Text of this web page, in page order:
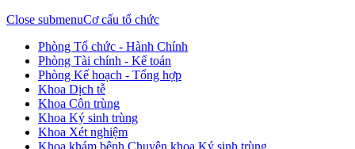
Close submenuCơ cấu tổ chức
Phòng Tổ chức - Hành Chính
Phòng Tài chính - Kế toán
Phòng Kế hoạch - Tổng hợp
Khoa Dịch tễ
Khoa Côn trùng
Khoa Ký sinh trùng
Khoa Xét nghiệm
Khoa khám bệnh Chuyên khoa Ký sinh trùng